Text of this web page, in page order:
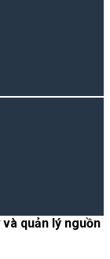
quản lý nguồn